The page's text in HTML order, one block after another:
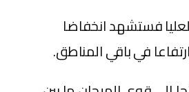
فستشهد انخفاضا
في باقي المناطق.